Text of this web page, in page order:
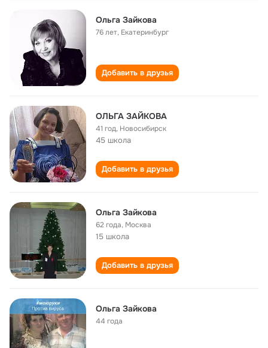
Ольга Зайкова
76 лет, Екатеринбург
Добавить в друзья
ОЛЬГА ЗАЙКОВА
41 год, Новосибирск
45 школа
Добавить в друзья
Ольга Зайкова
62 года, Москва
15 школа
Добавить в друзья
Ольга Зайкова
44 года